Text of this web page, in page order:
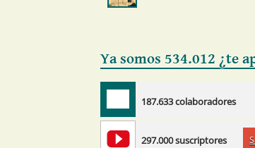
Ya somos 534.012 ¿te
187.633 colaboradores
297.000 suscriptores